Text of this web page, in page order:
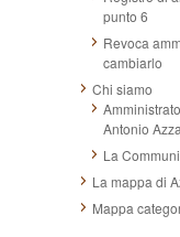
punto 6
Revoca
cambiarlo
Chi siamo
Antonio
La
La mappa di
Mappa